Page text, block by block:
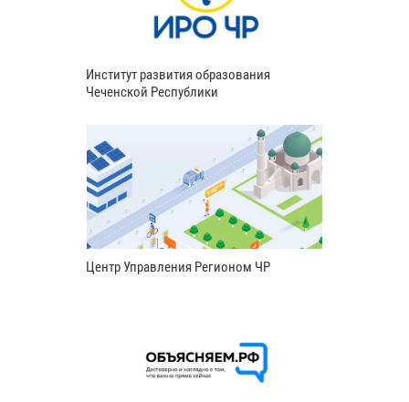
Институт развития образования
Чеченской Республики
Центр Управления Регионом ЧР